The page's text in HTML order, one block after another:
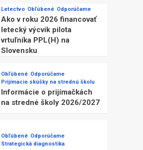
Letectvo Obľúbené Odporúčame
Ako v roku 2026 financovať
letecký výcvik pilota
vrtuľníka PPL(H) na
Slovensku
Obľúbené Odporúčame
Prijímacie skúšky na strednú školu
Informácie o prijímačkách
na stredné školy 2026/2027
Obľúbené Odporúčame
Strategická diagnostika